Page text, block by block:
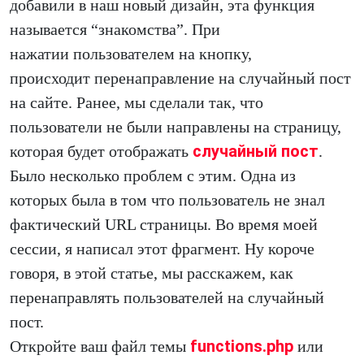
добавили в наш новый дизайн, эта функция
называется “знакомства”. При
нажатии пользователем на кнопку,
происходит перенаправление на случайный пост
на сайте. Ранее, мы сделали так, что
пользователи не были направлены на страницу,
которая будет отображать случайный пост.
Было несколько проблем с этим. Одна из
которых была в том что пользователь не знал
фактический URL страницы. Во время моей
сессии, я написал этот фрагмент. Ну короче
говоря, в этой статье, мы расскажем, как
перенаправлять пользователей на случайный
пост.
Откройте ваш файл темы functions.php или